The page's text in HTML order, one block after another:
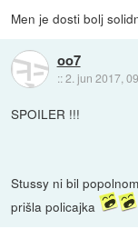
Men je dosti bolj
oo7
::2. jun 2017,
SPOILER !!!
Stussy ni bil
prišla policajka